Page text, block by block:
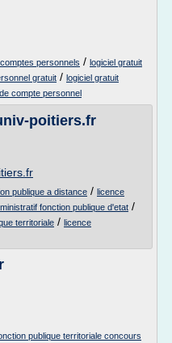
personnels / logiciel gratuit
gratuit / logiciel gratuit
compte personnel
poitiers.fr
publique a distance / licence
fonction publique d'etat /
territoriale / licence
publique territoriale concours